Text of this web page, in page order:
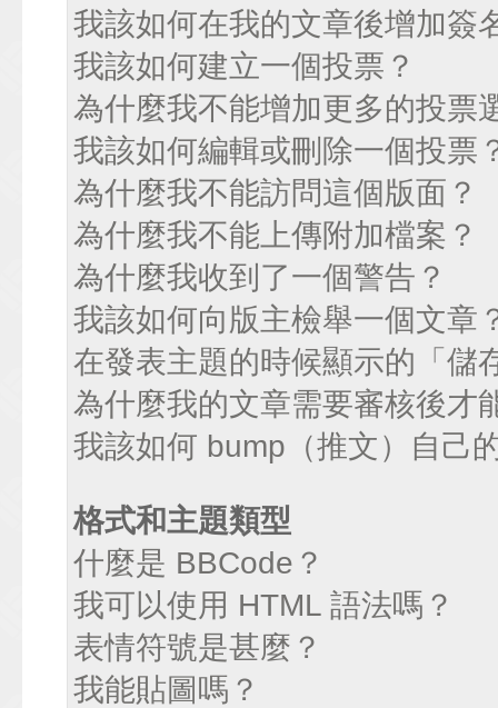
我該如何在我的文章後增加簽
我該如何建立一個投票？
為什麼我不能增加更多的投票
我該如何編輯或刪除一個投票
為什麼我不能訪問這個版面？
為什麼我不能上傳附加檔案？
為什麼我收到了一個警告？
我該如何向版主檢舉一個文章
在發表主題的時候顯示的「儲
為什麼我的文章需要審核後才
我該如何 bump（推文）自己
格式和主題類型
什麼是 BBCode？
我可以使用 HTML 語法嗎？
表情符號是甚麼？
我能貼圖嗎？